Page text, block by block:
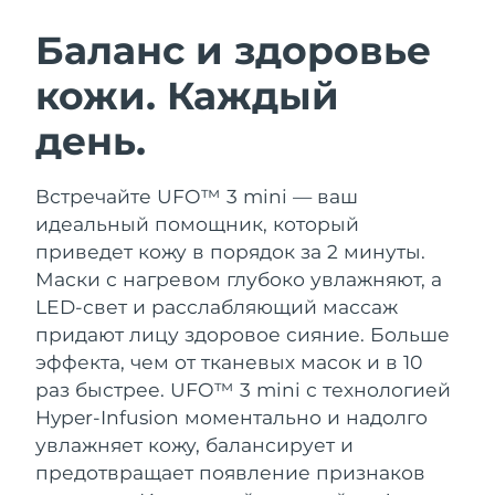
Баланс и здоровье
кожи. Каждый
день.
Встречайте UFO™ 3 mini — ваш
идеальный помощник, который
приведет кожу в порядок за 2 минуты.
Маски с нагревом глубоко увлажняют, а
LED-свет и расслабляющий массаж
придают лицу здоровое сияние. Больше
эффекта, чем от тканевых масок и в 10
раз быстрее. UFO™ 3 mini с технологией
Hyper-Infusion моментально и надолго
увлажняет кожу, балансирует и
предотвращает появление признаков
Очищение кожи
Anti-aging massage
LUNA™ 4 Plus
Massage, LED heating
LUNA™ 4 Men
For men, anti-aging massage
Microcurrent toning
BEAR™ 2 go
Microcurrent toning on-the-go
BEAR™ 2 eyes & lips
Microcurrent line smoothing device
Увлажнение
UFO™ 3 набор
Deep facial hydration
UFO™ 3 LED
Near-infrared and red light therapy
device
Забота о полости рта
issa™ 4
Hybrid silicone sonic toothbrush
issa™ 4 plus
Smart hybrid silicone sonic toothbrush
FAQ™ АНТИВОЗРАСТНОЙ УХОД
Омоложение LED-процедуры
NEW
Австралия
Ожидаемая дата доставки
Австрия
Бахрейн
Ожидаемая дата доставки
Бельгия
Ожидаемая дата доставки
Бермудские о-ва
Ожидаемая дата доставки
8/15/26
Босния и
Герцеговина
Ожидаемая дата доставки